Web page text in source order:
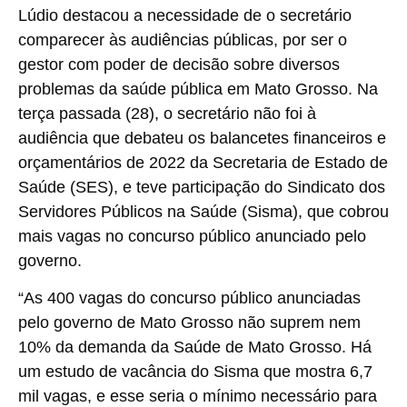
Lúdio destacou a necessidade de o secretário
comparecer às audiências públicas, por ser o
gestor com poder de decisão sobre diversos
problemas da saúde pública em Mato Grosso. Na
terça passada (28), o secretário não foi à
audiência que debateu os balancetes financeiros e
orçamentários de 2022 da Secretaria de Estado de
Saúde (SES), e teve participação do Sindicato dos
Servidores Públicos na Saúde (Sisma), que cobrou
mais vagas no concurso público anunciado pelo
governo.
“As 400 vagas do concurso público anunciadas
pelo governo de Mato Grosso não suprem nem
10% da demanda da Saúde de Mato Grosso. Há
um estudo de vacância do Sisma que mostra 6,7
mil vagas, e esse seria o mínimo necessário para